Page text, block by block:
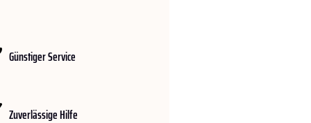
Günstiger Service
Zuverlässige Hilfe